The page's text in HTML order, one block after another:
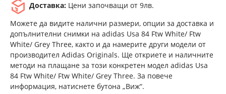
Доставка: Цени започващи от 9лв.
Можете да видите налични размери, опции за доставка и
допълнителни снимки на adidas Usa 84 Ftw White/ Ftw
White/ Grey Three, както и да намерите други модели от
производител Adidas Originals. Ще откриете и наличните
методи на плащане за този конкретен модел adidas Usa
84 Ftw White/ Ftw White/ Grey Three. За повече
информация, натиснете бутона „Виж“.